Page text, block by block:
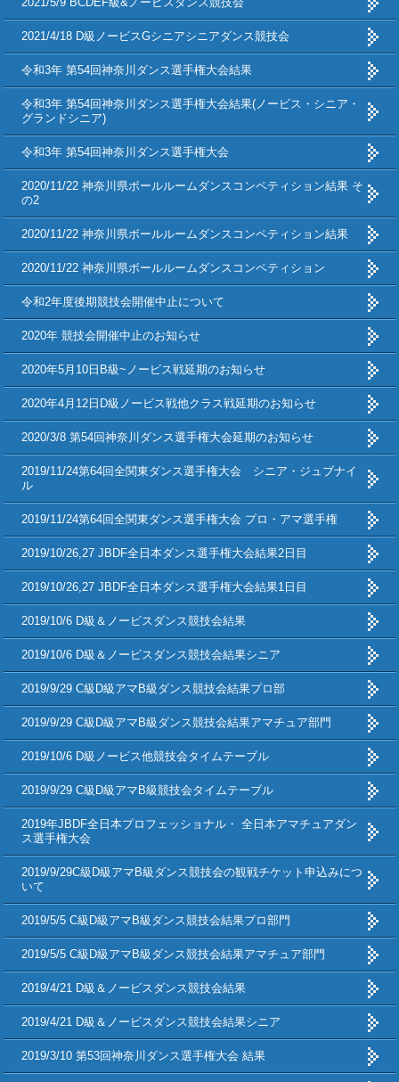
2021/4/18 D級ノービスGシニアシニアダンス競技会
令和3年 第54回神奈川ダンス選手権大会結果
令和3年 第54回神奈川ダンス選手権大会結果(ノービス・シニア・
グランドシニア)
令和3年 第54回神奈川ダンス選手権大会
2020/11/22 神奈川県ボールルームダンスコンペティション結果 そ
の2
2020/11/22 神奈川県ボールルームダンスコンペティション結果
2020/11/22 神奈川県ボールルームダンスコンペティション
令和2年度後期競技会開催中止について
2020年 競技会開催中止のお知らせ
2020年5月10日B級~ノービス戦延期のお知らせ
2020年4月12日D級ノービス戦他クラス戦延期のお知らせ
2020/3/8 第54回神奈川ダンス選手権大会延期のお知らせ
2019/11/24第64回全関東ダンス選手権大会 シニア・ジュブナイ
ル
2019/11/24第64回全関東ダンス選手権大会 プロ・アマ選手権
2019/10/26,27 JBDF全日本ダンス選手権大会結果2日目
2019/10/26,27 JBDF全日本ダンス選手権大会結果1日目
2019/10/6 D級＆ノービスダンス競技会結果
2019/10/6 D級＆ノービスダンス競技会結果シニア
2019/9/29 C級D級アマB級ダンス競技会結果プロ部
2019/9/29 C級D級アマB級ダンス競技会結果アマチュア部門
2019/10/6 D級ノービス他競技会タイムテーブル
2019/9/29 C級D級アマB級競技会タイムテーブル
2019年JBDF全日本プロフェッショナル・ 全日本アマチュアダン
ス選手権大会
2019/9/29C級D級アマB級ダンス競技会の観戦チケット申込みにつ
いて
2019/5/5 C級D級アマB級ダンス競技会結果プロ部門
2019/5/5 C級D級アマB級ダンス競技会結果アマチュア部門
2019/4/21 D級＆ノービスダンス競技会結果
2019/4/21 D級＆ノービスダンス競技会結果シニア
2019/3/10 第53回神奈川ダンス選手権大会 結果